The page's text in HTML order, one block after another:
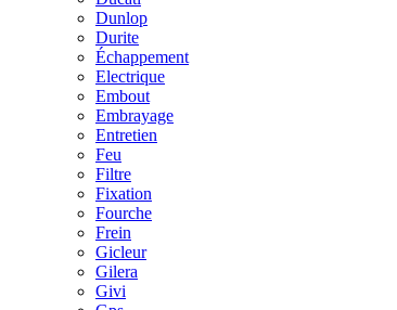
Dunlop
Durite
Échappement
Electrique
Embout
Embrayage
Entretien
Feu
Filtre
Fixation
Fourche
Frein
Gicleur
Gilera
Givi